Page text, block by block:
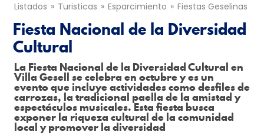
Listados Turisticas Esparcimiento Fiestas Geselinas
Fiesta Nacional de la Diversidad
Cultural
La Fiesta Nacional de la Diversidad Cultural en
Villa Gesell se celebra en octubre y es un
evento que incluye actividades como desfiles de
carrozas, la tradicional paella de la amistad y
espectáculos musicales. Esta fiesta busca
exponer la riqueza cultural de la comunidad
local y promover la diversidad